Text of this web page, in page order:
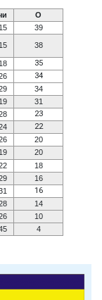
О
39
38
35
34
34
31
23
22
20
20
18
16
16
14
10
4